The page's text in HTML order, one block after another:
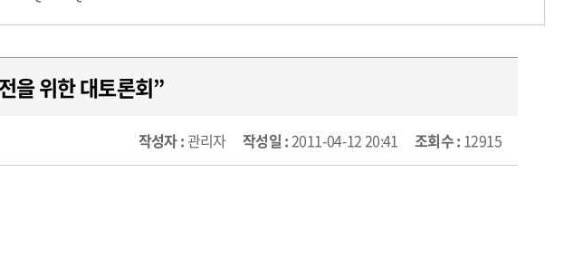
을 위한 대토론회”
작성자 : 관리자 작성일 :2011-04-12 20:41 조회수 : 12915